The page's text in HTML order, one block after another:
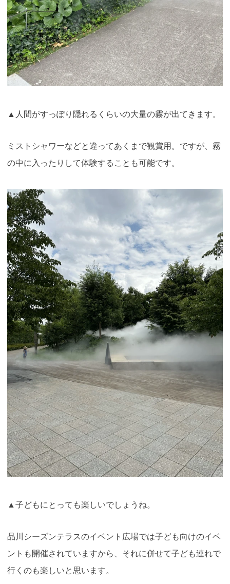
▲人間がすっぽり隠れるくらいの大量の霧が出てきます。
ミストシャワーなどと違ってあくまで観賞用。ですが、霧
の中に入ったりして体験することも可能です。
▲子どもにとっても楽しいでしょうね。
品川シーズンテラスのイベント広場では子ども向けのイベ
ントも開催されていますから、それに併せて子ども連れで
行くのも楽しいと思います。